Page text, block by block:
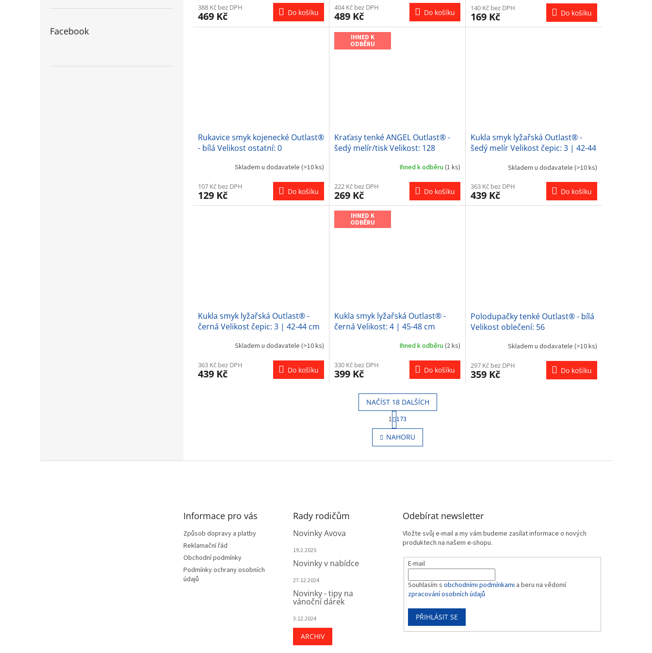
Facebook
388 Kč bez DPH
469 Kč Do košíku
404 Kč bez DPH
489 Kč Do košíku
140 Kč bez DPH
169 Kč Do košíku
Rukavice smyk kojenecké Outlast®
- bílá Velikost ostatní: 0
Skladem u dodavatele (>10 ks)
107 Kč bez DPH
129 Kč Do košíku
IHNED K
ODBĚRU
Kraťasy tenké ANGEL Outlast® -
šedý melír/tisk Velikost: 128
Ihned k odběru (1 ks)
222 Kč bez DPH
269 Kč Do košíku
Kukla smyk lyžařská Outlast® -
šedý melír Velikost čepic: 3 | 42-44
Skladem u dodavatele (>10 ks)
363 Kč bez DPH
439 Kč Do košíku
Kukla smyk lyžařská Outlast® -
černá Velikost čepic: 3 | 42-44 cm
Skladem u dodavatele (>10 ks)
363 Kč bez DPH
439 Kč Do košíku
IHNED K
ODBĚRU
Kukla smyk lyžařská Outlast® -
černá Velikost: 4 | 45-48 cm
Ihned k odběru (2 ks)
330 Kč bez DPH
399 Kč Do košíku
Polodupačky tenké Outlast® - bílá
Velikost oblečení: 56
Skladem u dodavatele (>10 ks)
297 Kč bez DPH
359 Kč Do košíku
O
v
l
d
NAČÍST 18 DALŠÍCH
S
t
r
á
n
o
1 173
NAHORU
Informace pro vás
Způsob dopravy a platby
Reklamační řád
Obchodní podmínky
Podmínky ochrany osobních
údajů
Rady rodičům
Novinky Avova
19.2.2025
Novinky v nabídce
27.12.2024
Novinky - tipy na
vánoční dárek
3.12.2024
ARCHIV
Odebírat newsletter
Vložte svůj e-mail a my vám budeme zasílat informace o nových
produktech na našem e-shopu.
E-mail
Souhlasím sobchodními podmínkami a beru na vědomí
zpracování osobních údajů
PŘIHLÁSIT SE